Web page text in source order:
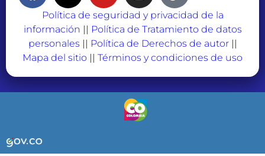
Política de seguridad y privacidad de la
información || Política de Tratamiento de datos
personales || Política de Derechos de autor||
Mapa del sitio || Términos y condiciones de uso